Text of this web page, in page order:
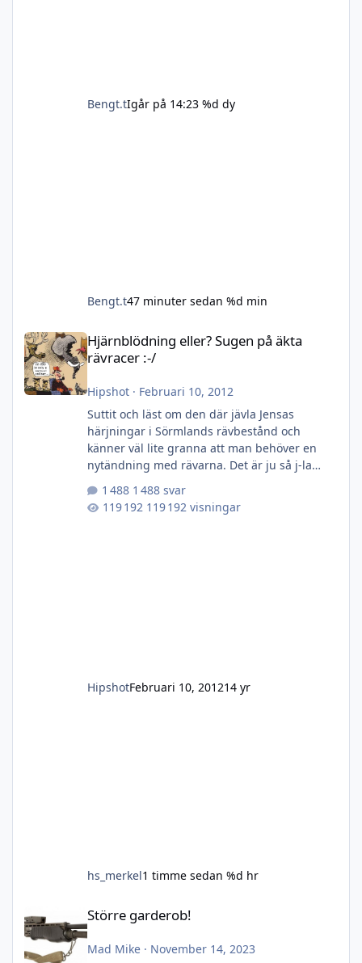
Bengt.tIgår på 14:23%d dy
Bengt.t47 minuter sedan %d min
Hjärnblödning eller? Sugen på äkta rävracer :-/
Hjärnblödning eller? Sugen på äkta
rävracer :-/
Hipshot· Februari 10, 2012
Suttit och läst om den där jävla Jensas
härjningar i Sörmlands rävbestånd och
känner väl lite granna att man behöver en
nytändning med rävarna. Det är ju så j-la
blivit lite bekväm! Ett sätt, japp helt igenom
sjukt, är att byta bössa/skaffa ny. Har ju en
1 488 svar
119 192 visningar
HipshotFebruari 10, 201214 yr
hs_merkel1 timme sedan %d hr
Större garderob!
Mad Mike· November 14, 2023